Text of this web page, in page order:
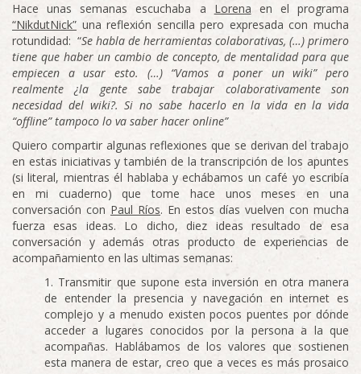
Hace unas semanas escuchaba a Lorena en el programa
“NikdutNick” una reflexión sencilla pero expresada con mucha
rotundidad: “Se habla de herramientas colaborativas, (…) primero
tiene que haber un cambio de concepto, de mentalidad para que
empiecen a usar esto. (…) “Vamos a poner un wiki” pero
realmente ¿la gente sabe trabajar colaborativamente son
necesidad del wiki?. Si no sabe hacerlo en la vida en la vida
“offline” tampoco lo va saber hacer online”
Quiero compartir algunas reflexiones que se derivan del trabajo
en estas iniciativas y también de la transcripción de los apuntes
(si literal, mientras él hablaba y echábamos un café yo escribía
en mi cuaderno) que tome hace unos meses en una
conversación con Paul Ríos. En estos días vuelven con mucha
fuerza esas ideas. Lo dicho, diez ideas resultado de esa
conversación y además otras producto de experiencias de
acompañamiento en las ultimas semanas:
Transmitir que supone esta inversión en otra manera
de entender la presencia y navegación en internet es
complejo y a menudo existen pocos puentes por dónde
acceder a lugares conocidos por la persona a la que
acompañas. Hablábamos de los valores que sostienen
esta manera de estar, creo que a veces es más prosaico